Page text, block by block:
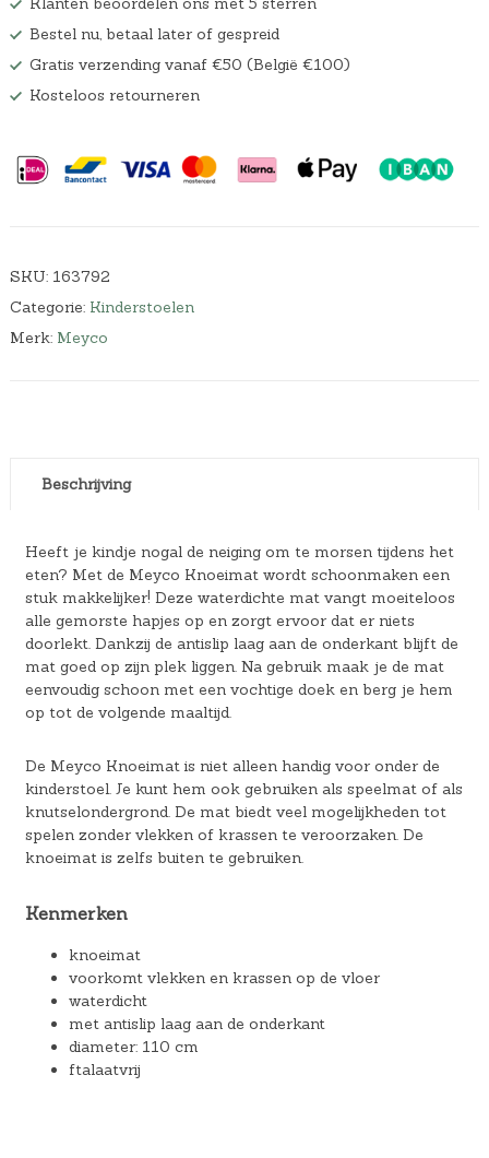
a
s
:
€
4
9
.
Bestel nu, betaal later of gespreid
Gratis verzending vanaf €50 (België €100)
Kosteloos retourneren
SKU: 163792
Categorie: Kinderstoelen
Merk: Meyco
Beschrijving
Heeft je kindje nogal de neiging om te morsen tijdens het
eten? Met de Meyco Knoeimat wordt schoonmaken een
stuk makkelijker! Deze waterdichte mat vangt moeiteloos
alle gemorste hapjes op en zorgt ervoor dat er niets
doorlekt. Dankzij de antislip laag aan de onderkant blijft de
mat goed op zijn plek liggen. Na gebruik maak je de mat
eenvoudig schoon met een vochtige doek en berg je hem
op tot de volgende maaltijd.
De Meyco Knoeimat is niet alleen handig voor onder de
kinderstoel. Je kunt hem ook gebruiken als speelmat of als
knutselondergrond. De mat biedt veel mogelijkheden tot
spelen zonder vlekken of krassen te veroorzaken. De
knoeimat is zelfs buiten te gebruiken.
Kenmerken
knoeimat
voorkomt vlekken en krassen op de vloer
waterdicht
met antislip laag aan de onderkant
diameter: 110 cm
ftalaatvrij